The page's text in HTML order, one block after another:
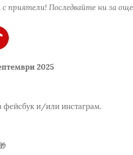
приятели! Последвайте ни за
2025
фейсбук и/или инстаграм.